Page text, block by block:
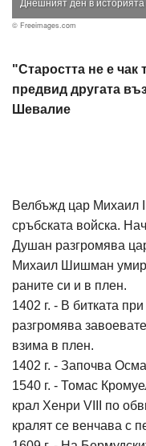
© Freeimages.com
"Старостта не е чак
предвид другата
Шевалие
Велбъжд цар Михаил
сръбската войска.
Душан разгромява
Михаил Шишман
раните си и в плен.
1402 г. - В битката
разгромява
взима в плен.
1402 г. - Започва
1540 г. - Томас
крал Хенри VIII по
кралят се венчава с